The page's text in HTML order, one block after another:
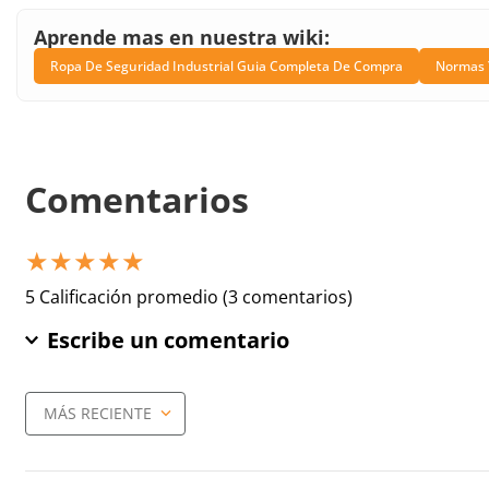
Aprende mas en nuestra wiki:
Ropa De Seguridad Industrial Guia Completa De Compra Normas
Comentarios
★★★★★
5 Calificación promedio (3 comentarios)
Escribe un comentario
Agregar comentario
Título
MÁS RECIENTE